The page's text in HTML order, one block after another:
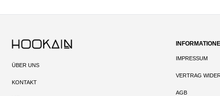
ÜBER UNS
KONTAKT
IMPRESSUM
VERTRAG
AGB